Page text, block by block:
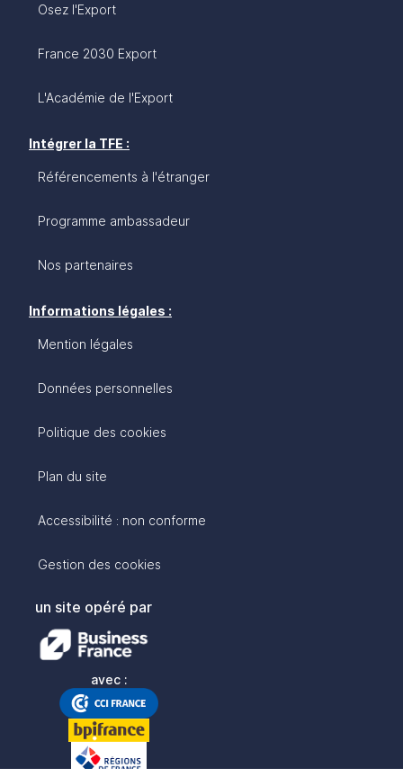
Osez l'Export
France 2030 Export
L'Académie de l'Export
Intégrer la TFE :
Référencements à l'étranger
Programme ambassadeur
Nos partenaires
Informations légales :
Mention légales
Données personnelles
Politique des cookies
Plan du site
Accessibilité : non conforme
Gestion des cookies
un site opéré par
avec :